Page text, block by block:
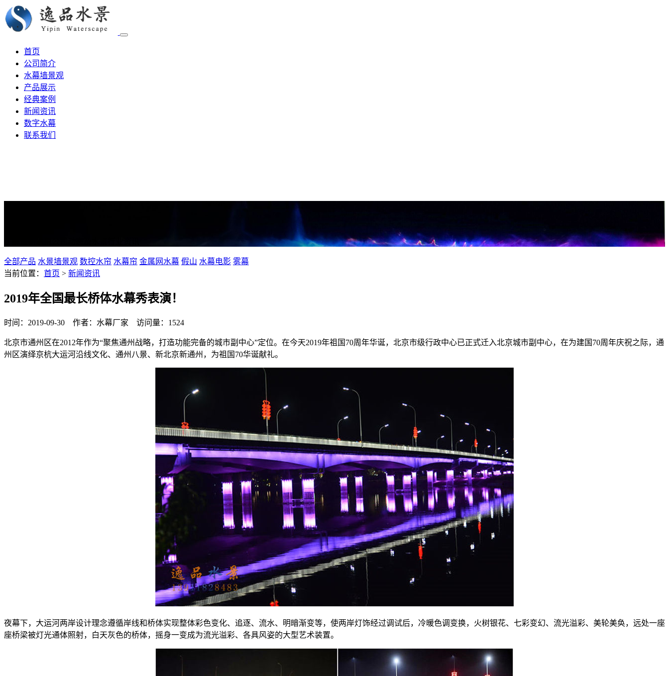
首页
公司简介
水幕墙景观
产品展示
经典案例
新闻资讯
数字水幕
联系我们
全部产品 水景墙景观 数控水帘 水幕帘 金属网水幕 假山 水幕电影 雾幕
当前位置： 首页 > 新闻资讯
2019年全国最长桥体水幕秀表演！
时间：2019-09-30 作者：水幕厂家 访问量：1524
北京市通州区在2012年作为“聚焦通州战略，打造功能完备的城市副中心”定位。在今天2019年祖国70周年华诞，北京市级行政中心已正式迁入北京城市副中心，在为建国70周年庆祝之际，通
州区演绎京杭大运河沿线文化、通州八景、新北京新通州，为祖国70华诞献礼。
夜幕下，大运河两岸设计理念遵循岸线和桥体实现整体彩色变化、追逐、流水、明暗渐变等，使两岸灯饰经过调试后，冷暖色调变换，火树银花、七彩变幻、流光溢彩、美轮美奂，远处一座
座桥梁被灯光通体照射，白天灰色的桥体，摇身一变成为流光溢彩、各具风姿的大型艺术装置。